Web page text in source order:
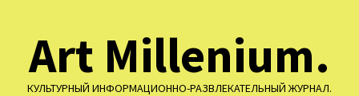
содержимому
Art Millenium.
КУЛЬТУРНЫЙ ИНФОРМАЦИОННО-РАЗВЛЕКАТЕЛЬНЫЙ ЖУРНАЛ.